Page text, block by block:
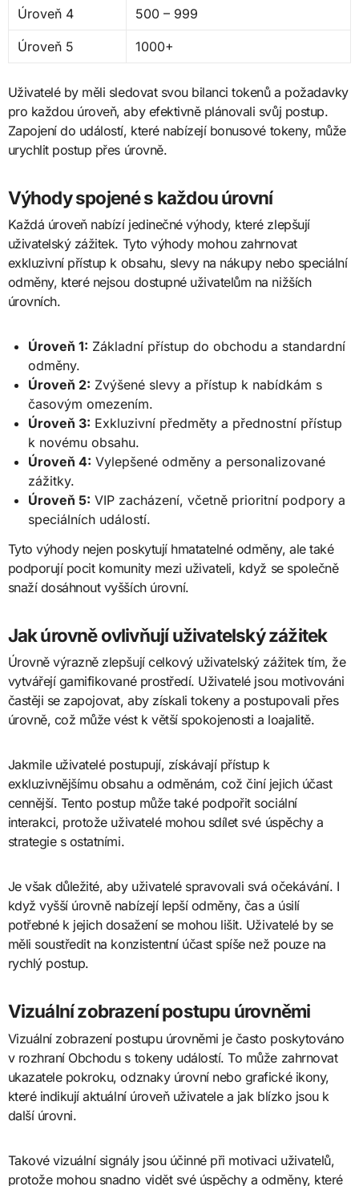
Úroveň 4 500 – 999
Úroveň 5 1000+
Uživatelé by měli sledovat svou bilanci tokenů a požadavky
pro každou úroveň, aby efektivně plánovali svůj postup.
Zapojení do událostí, které nabízejí bonusové tokeny, může
urychlit postup přes úrovně.
Výhody spojené s každou úrovní
Každá úroveň nabízí jedinečné výhody, které zlepšují
uživatelský zážitek. Tyto výhody mohou zahrnovat
exkluzivní přístup k obsahu, slevy na nákupy nebo speciální
odměny, které nejsou dostupné uživatelům na nižších
úrovních.
Úroveň 1: Základní přístup do obchodu a standardní
odměny.
Úroveň 2: Zvýšené slevy a přístup k nabídkám s
časovým omezením.
Úroveň 3: Exkluzivní předměty a přednostní přístup
k novému obsahu.
Úroveň 4: Vylepšené odměny a personalizované
zážitky.
Úroveň 5: VIP zacházení, včetně prioritní podpory a
speciálních událostí.
Tyto výhody nejen poskytují hmatatelné odměny, ale také
podporují pocit komunity mezi uživateli, když se společně
snaží dosáhnout vyšších úrovní.
Jak úrovně ovlivňují uživatelský zážitek
Úrovně výrazně zlepšují celkový uživatelský zážitek tím, že
vytvářejí gamifikované prostředí. Uživatelé jsou motivováni
častěji se zapojovat, aby získali tokeny a postupovali přes
úrovně, což může vést k větší spokojenosti a loajalitě.
Jakmile uživatelé postupují, získávají přístup k
exkluzivnějšímu obsahu a odměnám, což činí jejich účast
cennější. Tento postup může také podpořit sociální
interakci, protože uživatelé mohou sdílet své úspěchy a
strategie s ostatními.
Je však důležité, aby uživatelé spravovali svá očekávání. I
když vyšší úrovně nabízejí lepší odměny, čas a úsilí
potřebné k jejich dosažení se mohou lišit. Uživatelé by se
měli soustředit na konzistentní účast spíše než pouze na
rychlý postup.
Vizuální zobrazení postupu úrovněmi
Vizuální zobrazení postupu úrovněmi je často poskytováno
v rozhraní Obchodu s tokeny událostí. To může zahrnovat
ukazatele pokroku, odznaky úrovní nebo grafické ikony,
které indikují aktuální úroveň uživatele a jak blízko jsou k
další úrovni.
Takové vizuální signály jsou účinné při motivaci uživatelů,
protože mohou snadno vidět své úspěchy a odměny, které